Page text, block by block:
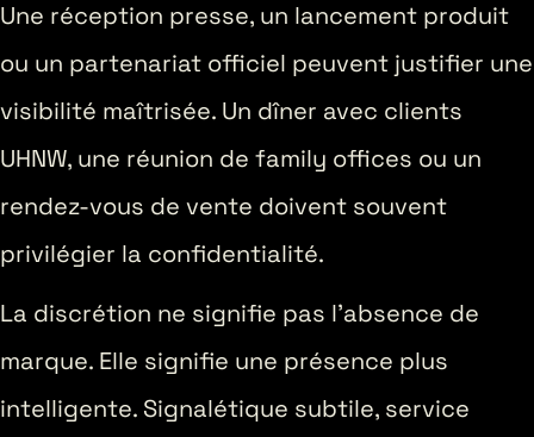
Une réception presse, un lancement produit
ou un partenariat officiel peuvent justifier une
visibilité maîtrisée. Un dîner avec clients
UHNW, une réunion de family offices ou un
rendez-vous de vente doivent souvent
privilégier la confidentialité.
La discrétion ne signifie pas l’absence de
marque. Elle signifie une présence plus
intelligente. Signalétique subtile, service